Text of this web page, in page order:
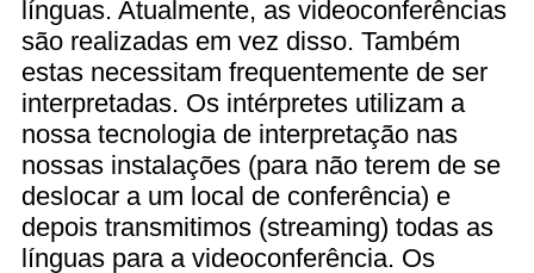
línguas. Atualmente, as videoconferências
são realizadas em vez disso. Também
estas necessitam frequentemente de ser
interpretadas. Os intérpretes utilizam a
nossa tecnologia de interpretação nas
nossas instalações (para não terem de se
deslocar a um local de conferência) e
depois transmitimos (streaming) todas as
línguas para a videoconferência. Os